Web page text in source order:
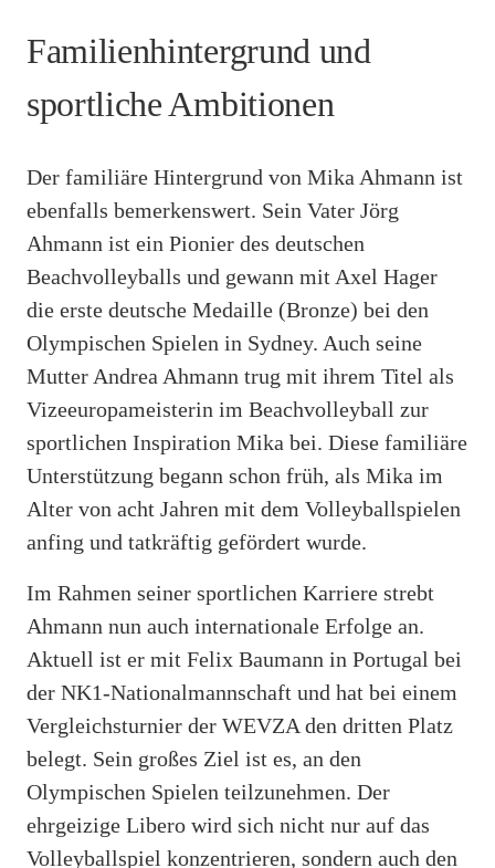
Familienhintergrund und
sportliche Ambitionen
Der familiäre Hintergrund von Mika Ahmann ist
ebenfalls bemerkenswert. Sein Vater Jörg
Ahmann ist ein Pionier des deutschen
Beachvolleyballs und gewann mit Axel Hager
die erste deutsche Medaille (Bronze) bei den
Olympischen Spielen in Sydney. Auch seine
Mutter Andrea Ahmann trug mit ihrem Titel als
Vizeeuropameisterin im Beachvolleyball zur
sportlichen Inspiration Mika bei. Diese familiäre
Unterstützung begann schon früh, als Mika im
Alter von acht Jahren mit dem Volleyballspielen
anfing und tatkräftig gefördert wurde.
Im Rahmen seiner sportlichen Karriere strebt
Ahmann nun auch internationale Erfolge an.
Aktuell ist er mit Felix Baumann in Portugal bei
der NK1-Nationalmannschaft und hat bei einem
Vergleichsturnier der WEVZA den dritten Platz
belegt. Sein großes Ziel ist es, an den
Olympischen Spielen teilzunehmen. Der
ehrgeizige Libero wird sich nicht nur auf das
Volleyballspiel konzentrieren, sondern auch den